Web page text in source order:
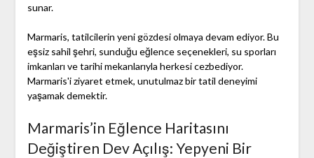
sunar.
Marmaris, tatilcilerin yeni gözdesi olmaya devam ediyor. Bu
eşsiz sahil şehri, sunduğu eğlence seçenekleri, su sporları
imkanları ve tarihi mekanlarıyla herkesi cezbediyor.
Marmaris'i ziyaret etmek, unutulmaz bir tatil deneyimi
yaşamak demektir.
Marmaris’in Eğlence Haritasını
Değiştiren Dev Açılış: Yepyeni Bir